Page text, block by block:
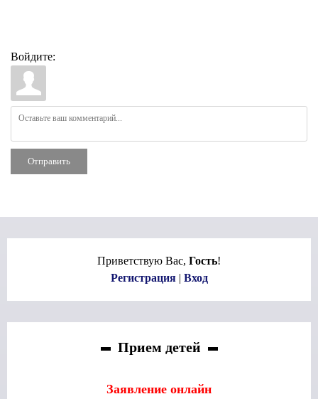
Войдите:
Отправить
Приветствую Вас, Гость!
Регистрация| Вход
Прием детей
Заявление онлайн